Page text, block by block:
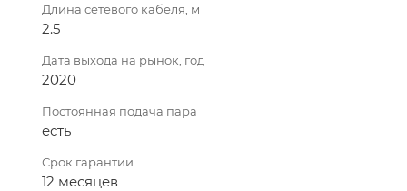
Длина сетевого кабеля, м
2.5
Дата выхода на рынок, год
2020
Постоянная подача пара
есть
Срок гарантии
12 месяцев